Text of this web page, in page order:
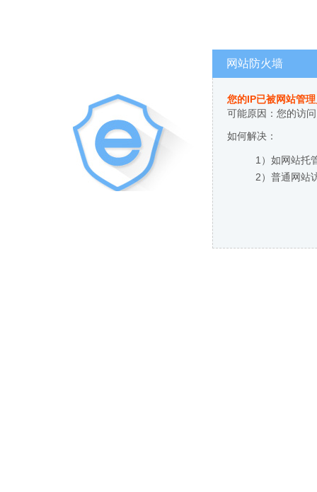
网站防火墙
您的IP已被网站管
可能原因：您的访
如何解决：
1）如网站托
2）普通网站